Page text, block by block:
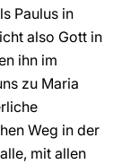
Paulus in
also Gott in
ihn im
zu Maria
Weg in der
mit allen